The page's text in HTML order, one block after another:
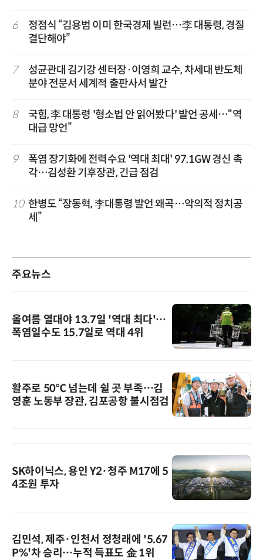
6
정점식 “김용범 이미 한국경제 빌런…李 대통령, 경질
결단해야”
7
성균관대 김기강 센터장·이영희 교수, 차세대 반도체
분야 전문서 세계적 출판사서 발간
8
국힘, 李 대통령 '형소법 안 읽어봤다' 발언 공세…“역
대급 망언”
9
폭염 장기화에 전력수요 '역대 최대' 97.1GW 경신 촉
각…김성환 기후장관, 긴급 점검
10 한병도 “장동혁, 李대통령 발언 왜곡…악의적 정치공
세”
주요뉴스
올여름 열대야 13.7일 '역대 최다'…
폭염일수도 15.7일로 역대 4위
활주로 50℃ 넘는데 쉴 곳 부족…김
영훈 노동부 장관, 김포공항 불시점검
SK하이닉스, 용인 Y2·청주 M17에 5
4조원 투자
김민석, 제주·인천서 정청래에 '5.67
P%'차 승리…누적 득표도 金 1위